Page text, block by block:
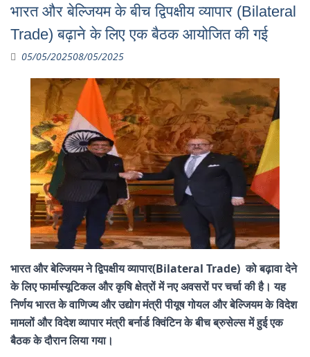
भारत और बेल्जियम के बीच द्विपक्षीय व्यापार (Bilateral
Trade) बढ़ाने के लिए एक बैठक आयोजित की गई
05/05/202508/05/2025
भारत और बेल्जियम ने द्विपक्षीय व्यापार(Bilateral Trade) को बढ़ावा देने
के लिए फार्मास्यूटिकल और कृषि क्षेत्रों में नए अवसरों पर चर्चा की है। यह
निर्णय भारत के वाणिज्य और उद्योग मंत्री पीयूष गोयल और बेल्जियम के विदेश
मामलों और विदेश व्यापार मंत्री बर्नार्ड क्विंटिन के बीच ब्रुसेल्स में हुई एक
बैठक के दौरान लिया गया।